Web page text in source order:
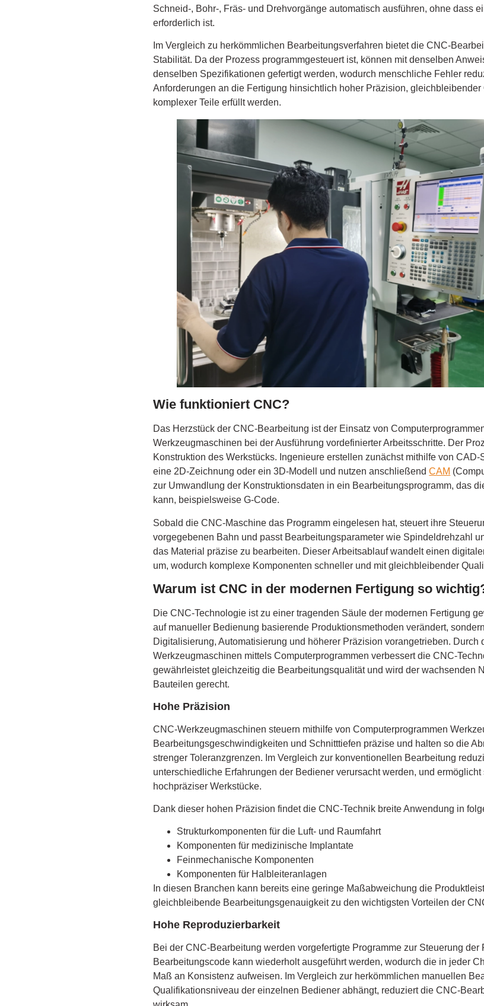
Schneid-, Bohr-, Fräs- und Drehvorgänge automatisch ausführen, ohne dass
erforderlich ist.
Im Vergleich zu herkömmlichen Bearbeitungsverfahren bietet die CNC-
Stabilität. Da der Prozess programmgesteuert ist, können mit denselben
denselben Spezifikationen gefertigt werden, wodurch menschliche Fehler
Anforderungen an die Fertigung hinsichtlich hoher Präzision,
komplexer Teile erfüllt werden.
Wie funktioniert CNC?
Das Herzstück der CNC-Bearbeitung ist der Einsatz von
Werkzeugmaschinen bei der Ausführung vordefinierter Arbeitsschritte. Der
Konstruktion des Werkstücks. Ingenieure erstellen zunächst mithilfe von
eine 2D-Zeichnung oder ein 3D-Modell und nutzen anschließendCAM
zur Umwandlung der Konstruktionsdaten in ein Bearbeitungsprogramm, das
kann, beispielsweise G-Code.
Sobald die CNC-Maschine das Programm eingelesen hat, steuert ihre
vorgegebenen Bahn und passt Bearbeitungsparameter wie Spindeldrehzahl
das Material präzise zu bearbeiten. Dieser Arbeitsablauf wandelt einen
um, wodurch komplexe Komponenten schneller und mit gleichbleibender
Warum ist CNC in der modernen Fertigung so
Die CNC-Technologie ist zu einer tragenden Säule der modernen Fertigung
auf manueller Bedienung basierende Produktionsmethoden verändert,
Digitalisierung, Automatisierung und höherer Präzision vorangetrieben. Durch
Werkzeugmaschinen mittels Computerprogrammen verbessert die CNC-
gewährleistet gleichzeitig die Bearbeitungsqualität und wird der wachsenden
Bauteilen gerecht.
Hohe Präzision
CNC-Werkzeugmaschinen steuern mithilfe von Computerprogrammen
Bearbeitungsgeschwindigkeiten und Schnitttiefen präzise und halten so die
strenger Toleranzgrenzen. Im Vergleich zur konventionellen Bearbeitung
unterschiedliche Erfahrungen der Bediener verursacht werden, und
hochpräziser Werkstücke.
Dank dieser hohen Präzision findet die CNC-Technik breite Anwendung in
Strukturkomponenten für die Luft- und Raumfahrt
Komponenten für medizinische Implantate
Feinmechanische Komponenten
Komponenten für Halbleiteranlagen
In diesen Branchen kann bereits eine geringe Maßabweichung die
gleichbleibende Bearbeitungsgenauigkeit zu den wichtigsten Vorteilen der
Hohe Reproduzierbarkeit
Bei der CNC-Bearbeitung werden vorgefertigte Programme zur Steuerung
Bearbeitungscode kann wiederholt ausgeführt werden, wodurch die in jeder
Maß an Konsistenz aufweisen. Im Vergleich zur herkömmlichen manuellen
Qualifikationsniveau der einzelnen Bediener abhängt, reduziert die CNC-